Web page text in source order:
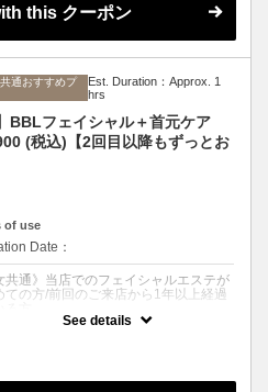
ニューが見つからない」「過去に全身
していて、少しだけ毛が残ってしまっ
いう方も多いのでは？
！初回ご来店から90日以内の再来ご予
回目以降は¥3400に！
脱毛機は肌へのダメージを最小限に抑
ら、太毛～うぶ毛、白髪にも効果抜群
方式を採用◎
さい。
をお願いいたします。
this クーポン
通おすすめプ
Est. Duration：Approx. 1
hrs
BBLフェイシャル＋首元ケア
(税込)【2回目以降もずっとお
of use
Date：
共通》当店でのフェイシャルエステが
ての方/前回のご来店から1年以上経過
について
See details